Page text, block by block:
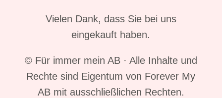
Vielen Dank, dass Sie bei uns
eingekauft haben.
© Für immer mein AB · Alle Inhalte und
Rechte sind Eigentum von Forever My
AB mit ausschließlichen Rechten.